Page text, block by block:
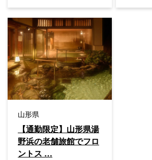
山形県
【通勤限定】山形県湯
野浜の老舗旅館でフロ
ントス …